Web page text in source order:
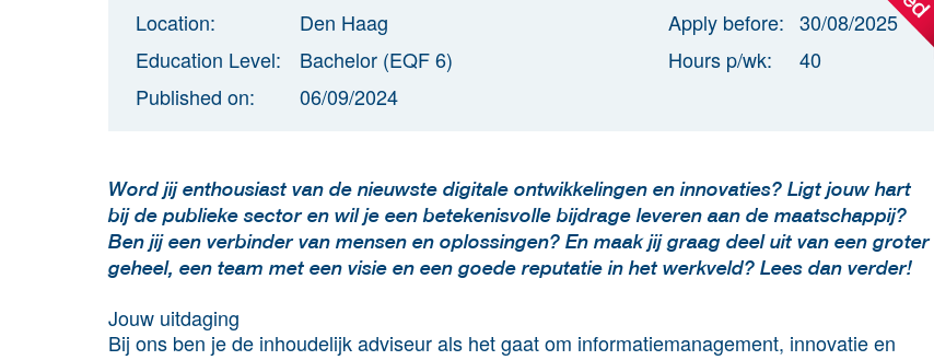
Location:
Den Haag
Education Level:
Bachelor (EQF 6)
Published on:
06/09/2024
Apply before: 30/08/2025
Hours p/wk:
40
Word jij enthousiast van de nieuwste digitale ontwikkelingen en innovaties? Ligt jouw hart
bij de publieke sector en wil je een betekenisvolle bijdrage leveren aan de maatschappij?
Ben jij een verbinder van mensen en oplossingen? En maak jij graag deel uit van een groter
geheel, een team met een visie en een goede reputatie in het werkveld? Lees dan verder!
Jouw uitdaging
Bij ons ben je de inhoudelijk adviseur als het gaat om informatiemanagement, innovatie en